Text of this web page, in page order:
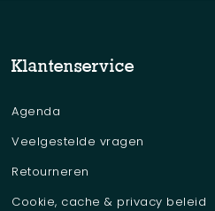
Klantenservice
Agenda
Veelgestelde vragen
Retourneren
Cookie, cache & privacy beleid